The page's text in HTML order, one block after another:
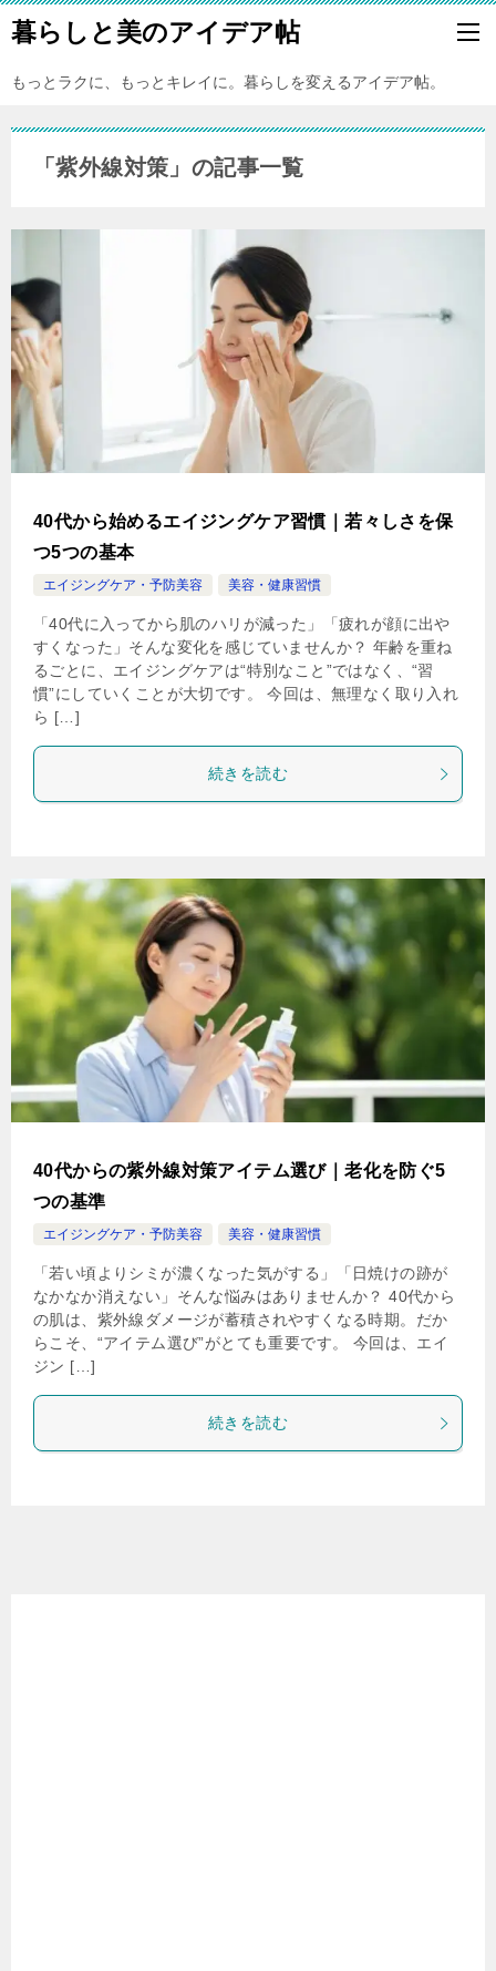
暮らしと美のアイデア帖
もっとラクに、もっとキレイに。暮らしを変えるアイデア帖。
「紫外線対策」の記事一覧
40代から始めるエイジングケア習慣｜若々しさを保
つ5つの基本
エイジングケア・予防美容 美容・健康習慣
「40代に入ってから肌のハリが減った」「疲れが顔に出や
すくなった」そんな変化を感じていませんか？ 年齢を重ね
るごとに、エイジングケアは“特別なこと”ではなく、“習
慣”にしていくことが大切です。 今回は、無理なく取り入れ
ら […]
続きを読む
40代からの紫外線対策アイテム選び｜老化を防ぐ5
つの基準
エイジングケア・予防美容 美容・健康習慣
「若い頃よりシミが濃くなった気がする」「日焼けの跡が
なかなか消えない」そんな悩みはありませんか？ 40代から
の肌は、紫外線ダメージが蓄積されやすくなる時期。だか
らこそ、“アイテム選び”がとても重要です。 今回は、エイ
ジン […]
続きを読む